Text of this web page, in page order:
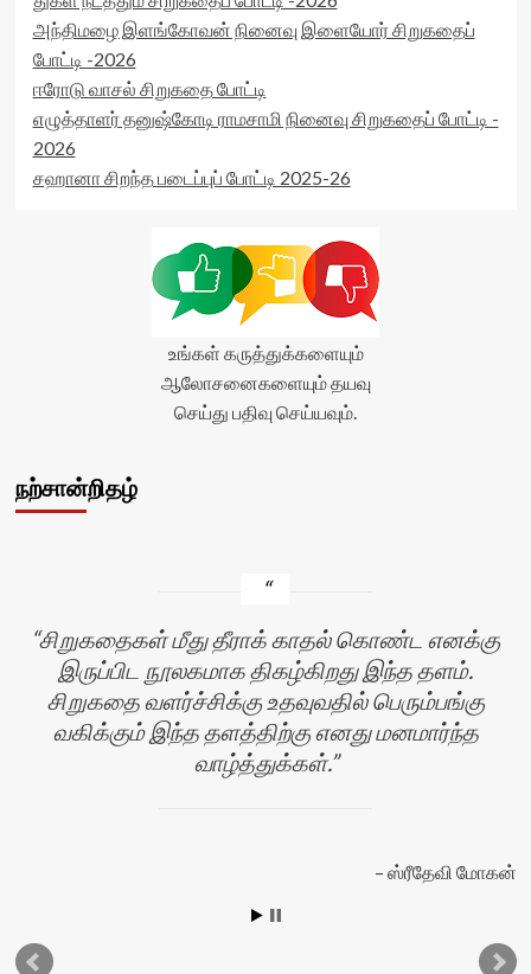
அந்திமழை இளங்கோவன் நினைவு இளையோர் சிறுகதைப்
போட்டி -2026
ஈரோடு வாசல் சிறுகதை போட்டி
எழுத்தாளர் தனுஷ்கோடி ராமசாமி நினைவு சிறுகதைப் போட்டி -
2026
சஹானா சிறந்த படைப்புப் போட்டி 2025-26
உங்கள் கருத்துக்களையும்
ஆலோசனைகளையும் தயவு
செய்து பதிவு செய்யவும்.
நற்சான்றிதழ்
சிறுகதைகள் மீது தீராக் காதல் கொண்ட எனக்கு
இருப்பிட நூலகமாக திகழ்கிறது இந்த தளம்.
சிறுகதை வளர்ச்சிக்கு உதவுவதில் பெரும்பங்கு
வகிக்கும் இந்த தளத்திற்கு எனது மனமார்ந்த
வாழ்த்துக்கள்.
ஸ்ரீதேவி மோகன்